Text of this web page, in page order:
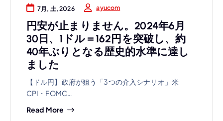
7月, 土, 2026 ayucom
円安が止まりません。2024年6月
30日、1ドル＝162円を突破し、約
40年ぶりとなる歴史的水準に達し
ました
【ドル円】政府が狙う「3つの介入シナリオ」米
CPI・FOMC…
Read More